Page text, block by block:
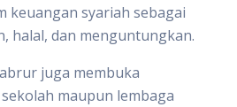
keuangan syariah sebagai
halal, dan menguntungkan.
juga membuka
maupun lembaga